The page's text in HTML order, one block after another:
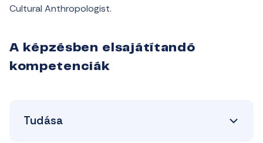
Cultural Anthropologist.
A képzésben elsajátítandó
kompetenciák
Tudása